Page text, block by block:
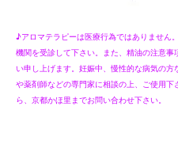
♪アロマテラピーは医療行為ではありません
機関を受診して下さい。また、精油の注意
い申し上げます。妊娠中、慢性的な病気の
や薬剤師などの専門家に相談の上、ご使用
ら、京都かほ里までお問い合わせ下さい。